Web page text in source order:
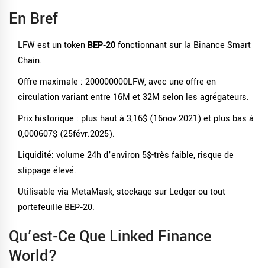
En Bref
LFW est un token BEP‑20fonctionnant sur la Binance Smart
Chain.
Offre maximale : 200000000LFW, avec une offre en
circulation variant entre 16M et 32M selon les agrégateurs.
Prix historique : plus haut à 3,16$ (16nov.2021) et plus bas à
0,000607$ (25févr.2025).
Liquidité: volume 24h d’environ 5$-très faible, risque de
slippage élevé.
Utilisable via MetaMask, stockage sur Ledgerou tout
portefeuille BEP‑20.
Qu’est‑ce Que Linked Finance
World?